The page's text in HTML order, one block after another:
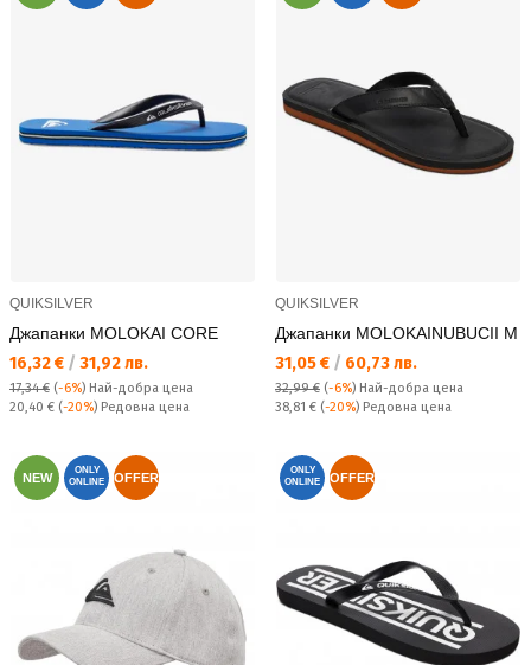
QUIKSILVER
Джапанки MOLOKAI CORE
Текуща цена:
16,32 € / 31,92 лв.
17,34 € (-6%) Най-добра цена
Редовна цена:
20,40 € (-20%) Редовна цена
QUIKSILVER
Джапанки MOLOKAINUBUCII M
Текуща цена:
31,05 € / 60,73 лв.
32,99 € (-6%) Най-добра цена
Редовна цена:
38,81 € (-20%) Редовна цена
NEW
ONLY
ONLINE
OFFER
ONLY
ONLINE
OFFER